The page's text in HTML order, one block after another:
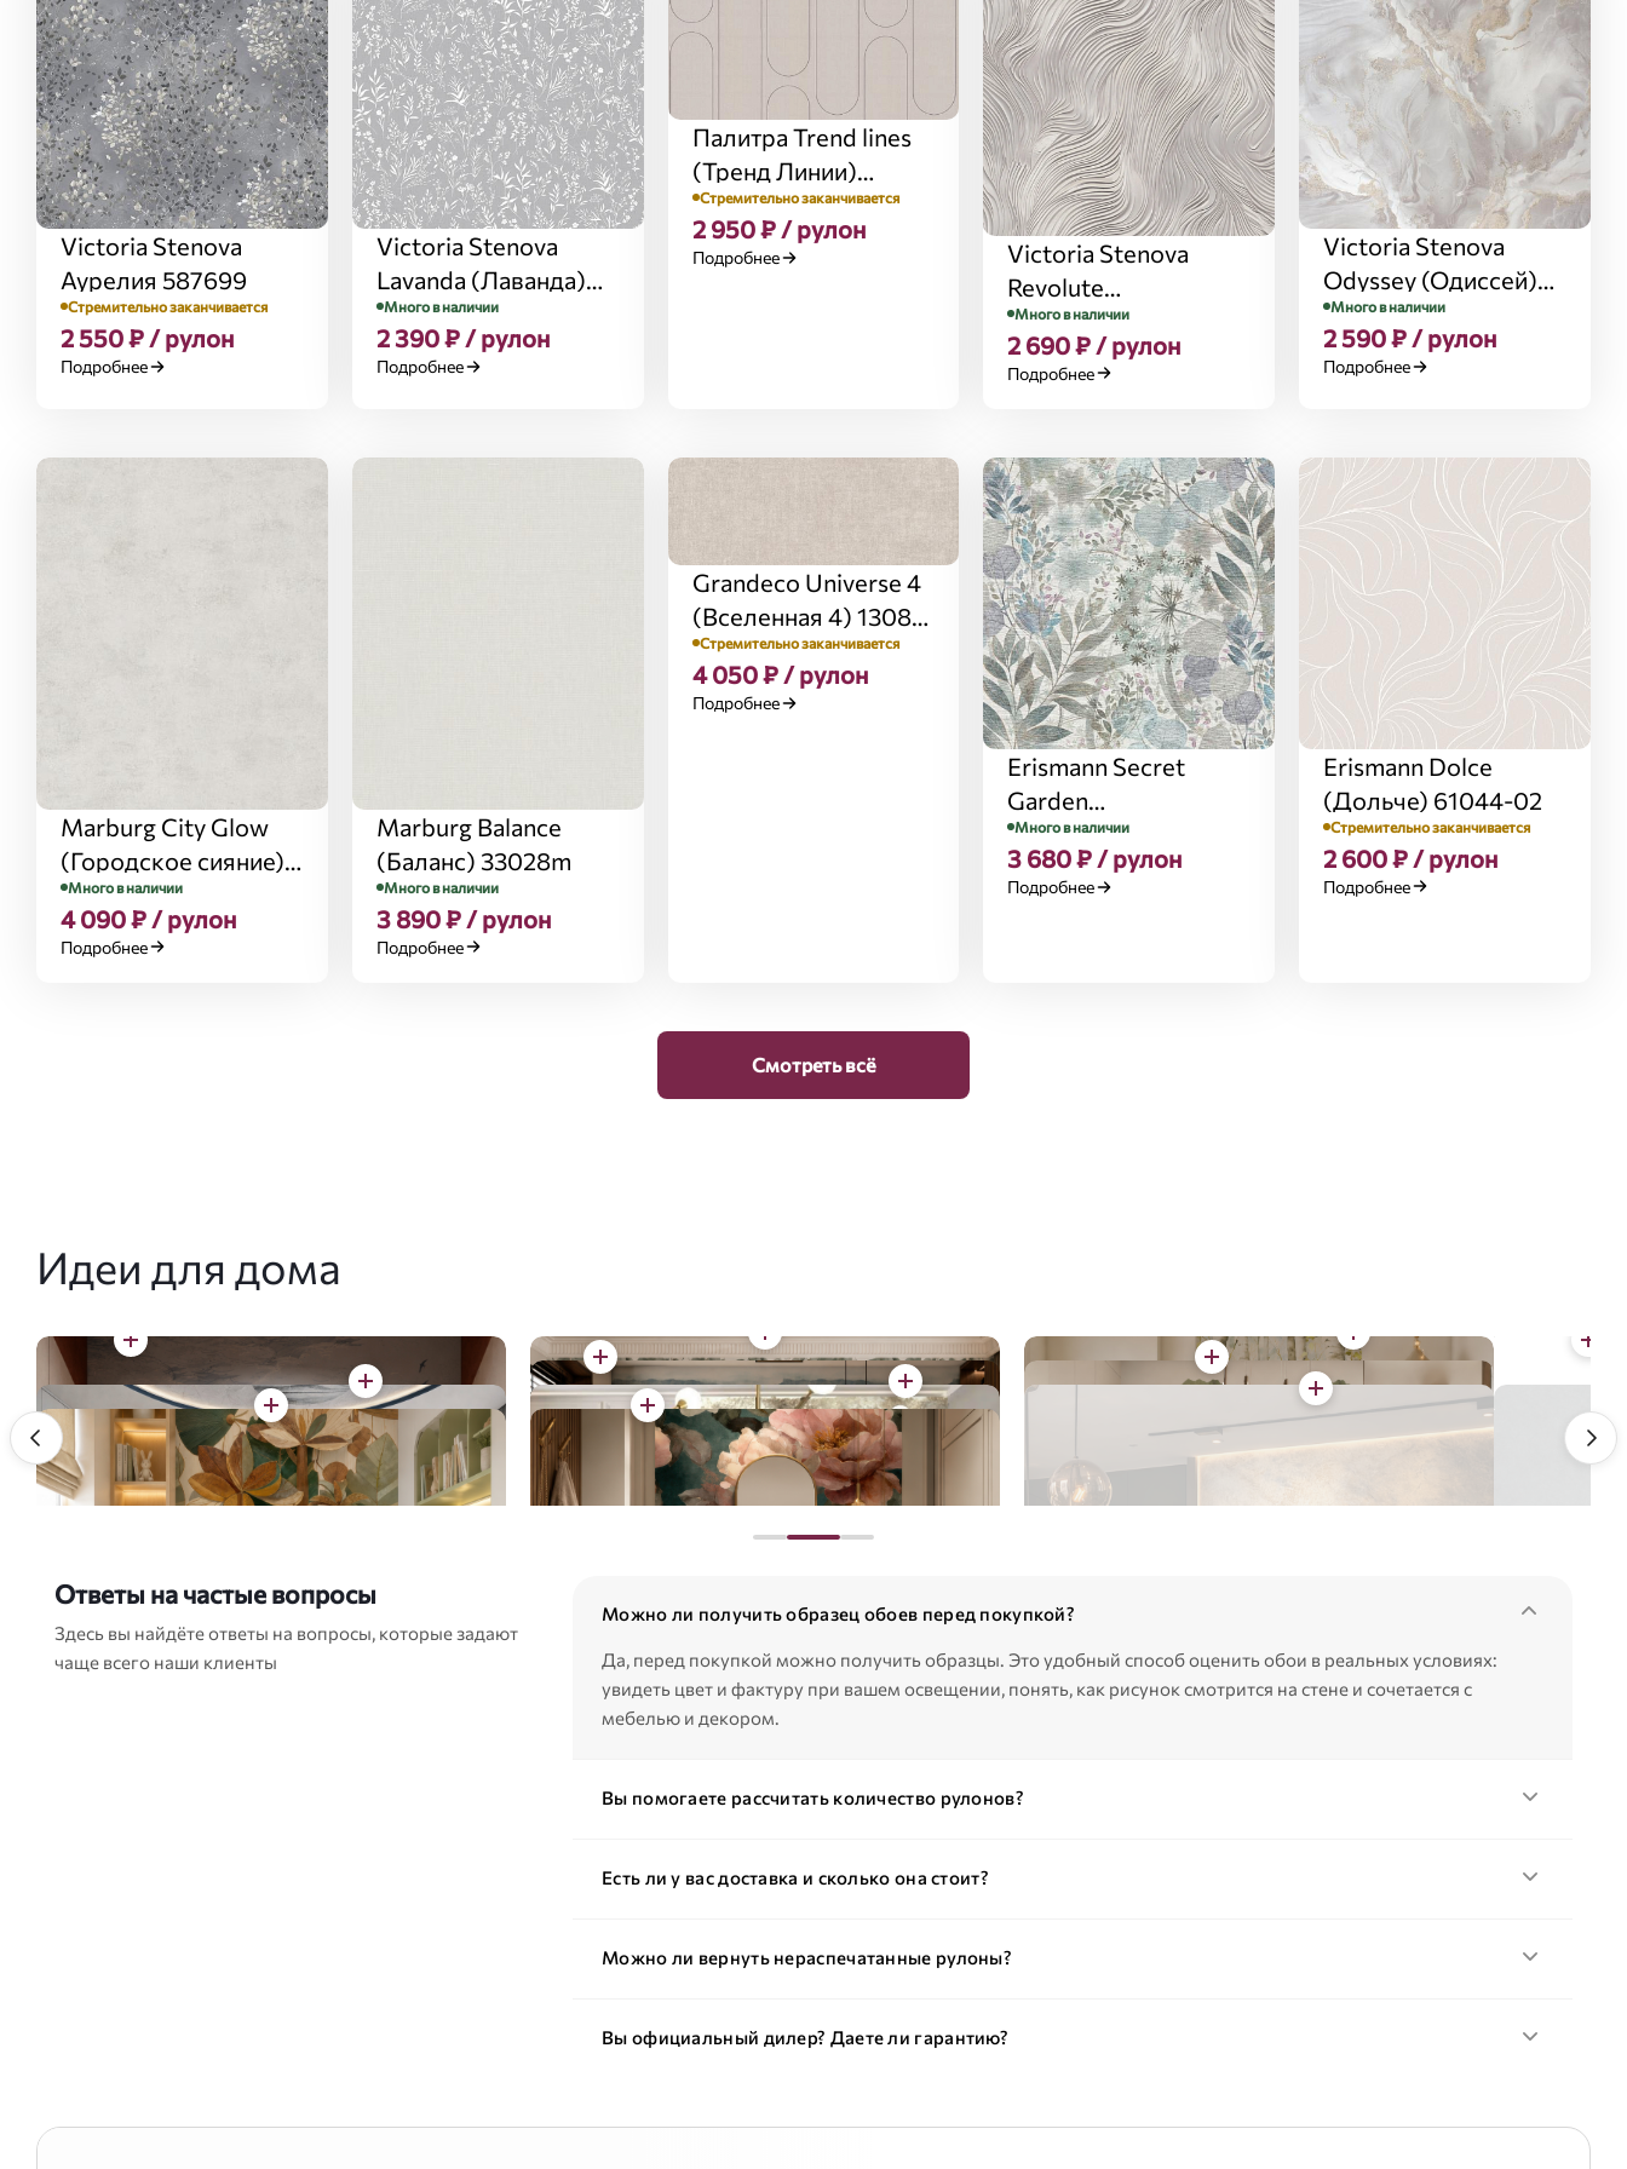
Victoria Stenova
Аурелия 587699
Стремительно заканчивается
2 550 ₽ / рулон
Подробнее
Victoria Stenova
Lavanda (Лаванда)
287917
Много в наличии
2 390 ₽ / рулон
Подробнее
Палитра Trend lines
(Тренд Линии)
72630-25
Стремительно заканчивается
2 950 ₽ / рулон
Подробнее
Victoria Stenova
Revolute
(Революция) 588045
Много в наличии
2 690 ₽ / рулон
Подробнее
Victoria Stenova
Odyssey (Одиссей)
287576
Много в наличии
2 590 ₽ / рулон
Подробнее
Marburg City Glow
(Городское сияние)
34215
Много в наличии
4 090 ₽ / рулон
Подробнее
Marburg Balance
(Баланс) 33028m
Много в наличии
3 890 ₽ / рулон
Подробнее
Grandeco Universe 4
(Вселенная 4) 1308
UR
Стремительно заканчивается
4 050 ₽ / рулон
Подробнее
Erismann Secret
Garden
(Таинственный сад)
12238-24
Много в наличии
3 680 ₽ / рулон
Подробнее
Erismann Dolce
(Дольче) 61044-02
Стремительно заканчивается
2 600 ₽ / рулон
Подробнее
Смотреть всё
Идеи для дома
Ответы на частые вопросы
Здесь вы найдёте ответы на вопросы, которые задают
чаще всего наши клиенты
Можно ли получить образец обоев перед покупкой?
Да, перед покупкой можно получить образцы. Это удобный способ оценить обои в реальных условиях:
увидеть цвет и фактуру при вашем освещении, понять, как рисунок смотрится на стене и сочетается с
мебелью и декором.
Вы помогаете рассчитать количество рулонов?
Есть ли у вас доставка и сколько она стоит?
Можно ли вернуть нераспечатанные рулоны?
Вы официальный дилер? Даете ли гарантию?